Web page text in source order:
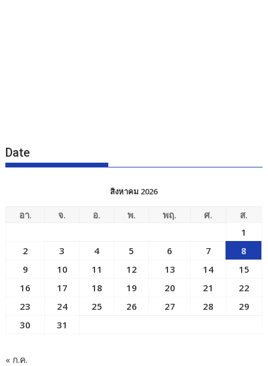
Date
สิงหาคม 2026
อา. จ. อ. พ. พฤ. ศ.
ส.
1
2
3 4 5 6 7
8
9
10 11 12 13 14
15
16
17 18 19 20 21
22
23
24 25 26 27 28
29
30
31
« ก.ค.